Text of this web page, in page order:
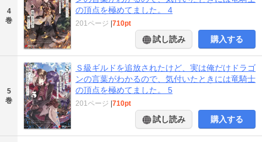
4
巻
の頂点を極めてました。 4
201ページ |710pt
試し読み 購入する
5
巻
Ｓ級ギルドを追放されたけど、実は俺だけドラゴ
ンの言葉がわかるので、気付いたときには竜騎士
の頂点を極めてました。 5
201ページ |710pt
試し読み 購入する